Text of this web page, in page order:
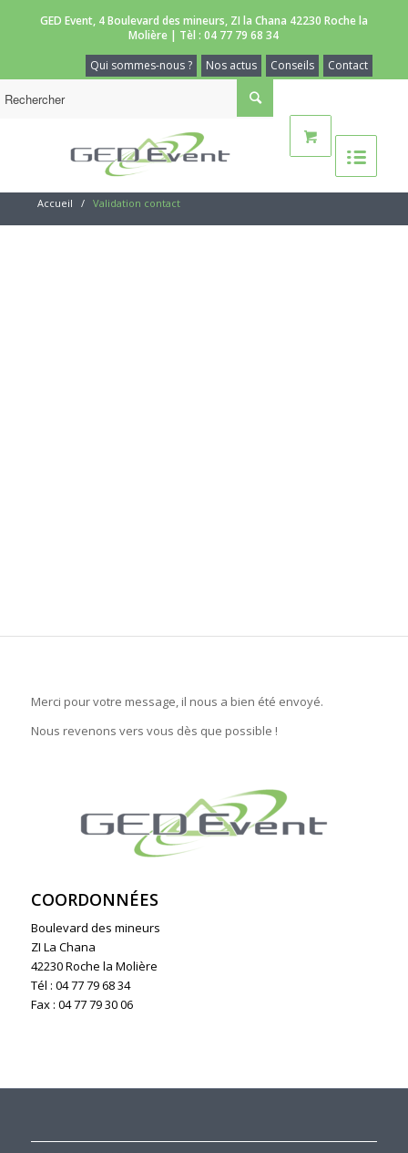
GED Event, 4 Boulevard des mineurs, ZI la Chana 42230 Roche la
Molière | Tèl :04 77 79 68 34
Contact
Conseils
Nos actus
Qui sommes-nous ?
Accueil / Validation contact
Merci pour votre message, il nous a bien été envoyé.
Nous revenons vers vous dès que possible !
COORDONNÉES
Boulevard des mineurs
ZI La Chana
42230 Roche la Molière
Tél : 04 77 79 68 34
Fax : 04 77 79 30 06